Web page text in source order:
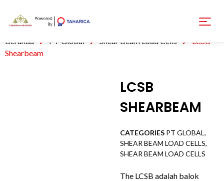
Beranda PT Global Shear Beam Load Cells
LCSB
Shearbeam
LCSB
SHEARBEAM
CATEGORIES PT GLOBAL,
SHEAR BEAM LOAD CELLS,
SHEAR BEAM LOAD CELLS
The LCSB adalah balok